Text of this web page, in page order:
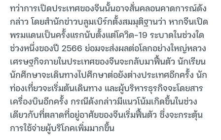
ทว่าการเปิดประเทศของจีนนั้นอาจสั่นคลอนคาดการณ์ดัง
กล่าว โดยสำนักข่าวบลูมเบิร์กตั้งสมมุติฐานว่า หากจีนเปิด
พรมแดนเป็นครั้งแรกนับตั้งแต่โควิด-19 ระบาดในช่วงใด
ช่วงหนึ่งของปี 2566 ย่อมจะส่งผลต่อโลกอย่างใหญ่หลวง
เศรษฐกิจภายในประเทศของจีนจะกลับมาฟื้นตัว นักเรียน
นักศึกษาจะเดินทางไปศึกษาต่อยังต่างประเทศอีกครั้ง นัก
ท่องเที่ยวจะเริ่มต้นเดินทาง และผู้บริหารธุรกิจจะโดยสาร
เครื่องบินอีกครั้ง กรณีดังกล่าวมีแนวโน้มเกิดขึ้นในช่วง
เดียวกับที่ตลาดที่อยู่อาศัยของจีนเริ่มฟื้นตัว ซึ่งจะกระตุ้น
การใช้จ่ายผู้บริโภคเพิ่มมากขึ้น